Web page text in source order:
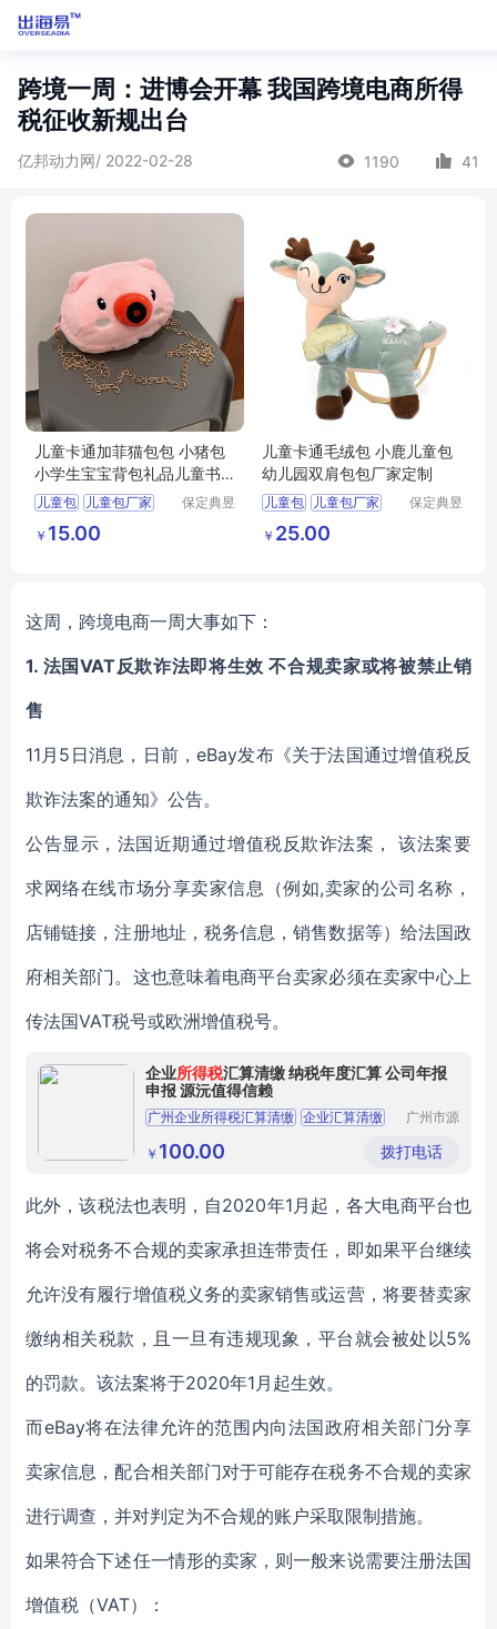
跨境一周：进博会开幕 我国跨境电商所得
税征收新规出台
亿邦动力网/ 2022-02-28 1190 41
儿童卡通加菲猫包包 小猪包
小学生宝宝背包礼品儿童书
包
儿童包
儿童包厂家
儿童包批发
儿童包定制
保定典昱
￥ 15.00
儿童卡通毛绒包 小鹿儿童包
幼儿园双肩包包厂家定制
儿童包
儿童包厂家
儿童包批发
儿童包定制
保定典昱
￥ 25.00
这周，跨境电商一周大事如下：
1. 法国VAT反欺诈法即将生效 不合规卖家或将被禁止销
售
11月5日消息，日前，eBay发布《关于法国通过增值税反
欺诈法案的通知》公告。
公告显示，法国近期通过增值税反欺诈法案， 该法案要
求网络在线市场分享卖家信息（例如,卖家的公司名称，
店铺链接，注册地址，税务信息，销售数据等）给法国政
府相关部门。这也意味着电商平台卖家必须在卖家中心上
传法国VAT税号或欧洲增值税号。
企业所得税汇算清缴 纳税年度汇算 公司年报
申报 源沅值得信赖
广州企业所得税汇算清缴 企业汇算清缴
广州汇算清缴
公司年报申报
广州市源
理有限公
司
￥ 100.00 拨打电话
此外，该税法也表明，自2020年1月起，各大电商平台也
将会对税务不合规的卖家承担连带责任，即如果平台继续
允许没有履行增值税义务的卖家销售或运营，将要替卖家
缴纳相关税款，且一旦有违规现象，平台就会被处以5%
的罚款。该法案将于2020年1月起生效。
而eBay将在法律允许的范围内向法国政府相关部门分享
卖家信息，配合相关部门对于可能存在税务不合规的卖家
进行调查，并对判定为不合规的账户采取限制措施。
如果符合下述任一情形的卖家，则一般来说需要注册法国
增值税（VAT）：